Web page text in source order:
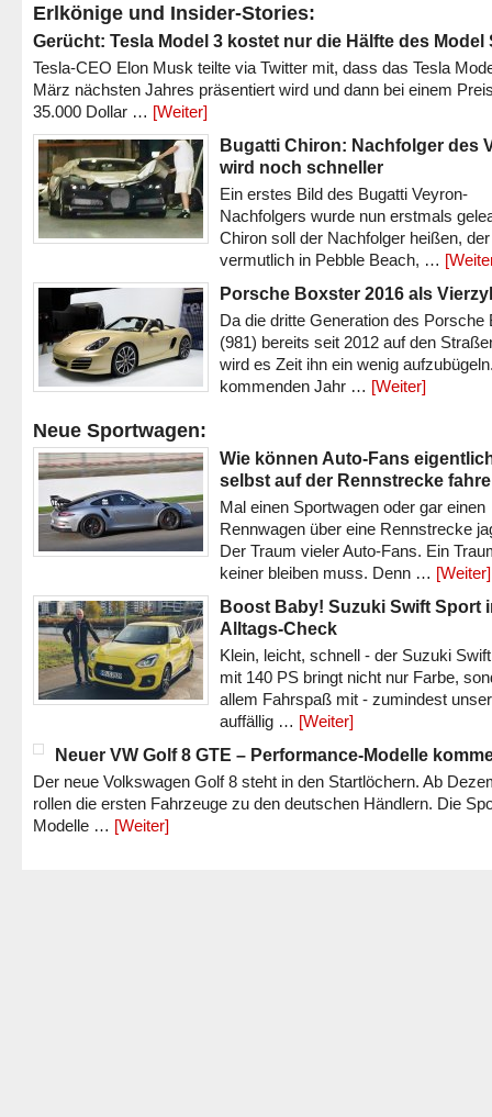
Erlkönige und Insider-Stories:
Gerücht: Tesla Model 3 kostet nur die Hälfte des Model
Tesla-CEO Elon Musk teilte via Twitter mit, dass das Tesla
März nächsten Jahres präsentiert wird und dann bei einem
35.000 Dollar … [Weiter]
Bugatti Chiron: Nachfolger des
wird noch schneller
Ein erstes Bild des Bugatti Veyron-
Nachfolgers wurde nun erstmals
Chiron soll der Nachfolger heißen, der
vermutlich in Pebble Beach, …
Porsche Boxster 2016 als
Da die dritte Generation des Porsche
(981) bereits seit 2012 auf den
wird es Zeit ihn ein wenig
kommenden Jahr … [Weiter]
Neue Sportwagen:
Wie können Auto-Fans
selbst auf der Rennstrecke
Mal einen Sportwagen oder gar einen
Rennwagen über eine Rennstrecke
Der Traum vieler Auto-Fans. Ein
keiner bleiben muss. Denn … [Weiter]
Boost Baby! Suzuki Swift Sport
Alltags-Check
Klein, leicht, schnell - der Suzuki
mit 140 PS bringt nicht nur Farbe,
allem Fahrspaß mit - zumindest unser
auffällig … [Weiter]
Neuer VW Golf 8 GTE – Performance-Modelle
Der neue Volkswagen Golf 8 steht in den Startlöchern. Ab
rollen die ersten Fahrzeuge zu den deutschen Händlern. Die
Modelle … [Weiter]